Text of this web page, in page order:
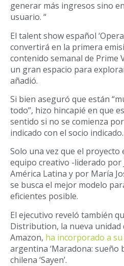
generar más ingresos sino
usuario. “
El talent show español
convertirá en la primera
contenido semanal de Prime
un gran espacio para
añadió.
Si bien aseguró que están
todo”, hizo hincapié en que
sentido si no se comienza
indicado con el socio indicado.
Solo una vez que el
equipo creativo -liderado por
América Latina y por María
se busca el mejor modelo
eficientes posible.
El ejecutivo reveló también
Distribution, la nueva unidad
Amazon, ha incorporado a
argentina ‘Maradona: sueño
chilena ‘Sayen’.